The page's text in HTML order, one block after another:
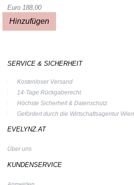
Euro 188,00
Hinzufügen
SERVICE & SICHERHEIT
Kostenloser Versand
14-Tage Rückgaberecht
Höchste Sicherheit & Datenschutz
Gefördert durch die Wirtschaftsagentur Wien
EVELYNZ.AT
Über uns
KUNDENSERVICE